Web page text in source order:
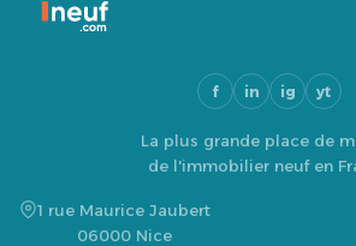
f in ig yt
La plus grande place de
de l'immobilier neuf en
1 rue Maurice Jaubert
06000 Nice